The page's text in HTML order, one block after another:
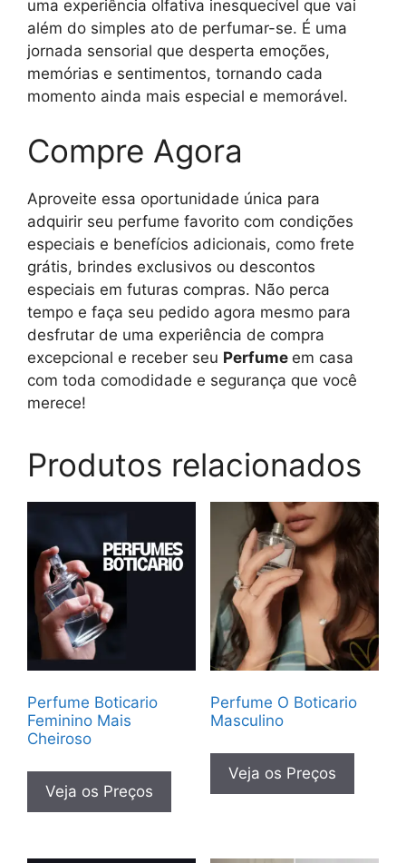
uma experiência olfativa inesquecível que vai
além do simples ato de perfumar-se. É uma
jornada sensorial que desperta emoções,
memórias e sentimentos, tornando cada
momento ainda mais especial e memorável.
Compre Agora
Aproveite essa oportunidade única para
adquirir seu perfume favorito com condições
especiais e benefícios adicionais, como frete
grátis, brindes exclusivos ou descontos
especiais em futuras compras. Não perca
tempo e faça seu pedido agora mesmo para
desfrutar de uma experiência de compra
excepcional e receber seu Perfume em casa
com toda comodidade e segurança que você
merece!
Produtos relacionados
Perfume Boticario
Feminino Mais
Cheiroso
Veja os Preços
Perfume O Boticario
Masculino
Veja os Preços